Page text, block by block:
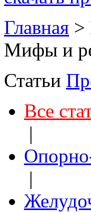
Главная >
Мифы и
Статьи
Все
|
|